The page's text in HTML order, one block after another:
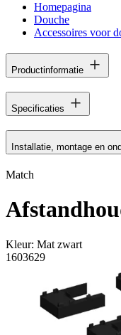
Homepagina
Douche
Accessoires voor
Productinformatie
Specificaties
Installatie, montage en
Match
Kleur: Mat zwart
1603629